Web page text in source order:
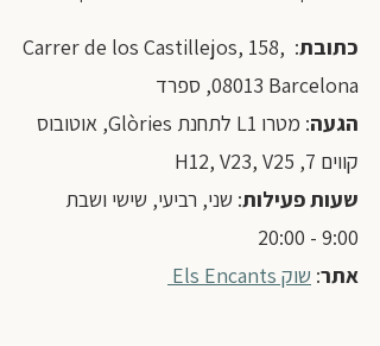
כתובת : Carrer de los Castillejos, 158,
08013 Barcelona, ספרד
הגעה
: מטרו L1 לתחנת Glòries, אוטובוס
קווים 7, H12, V23, V25
שעות פעילות: שני, רביעי, שישי ושבת
9:00 - 20:00
אתר: שוק Els Encants